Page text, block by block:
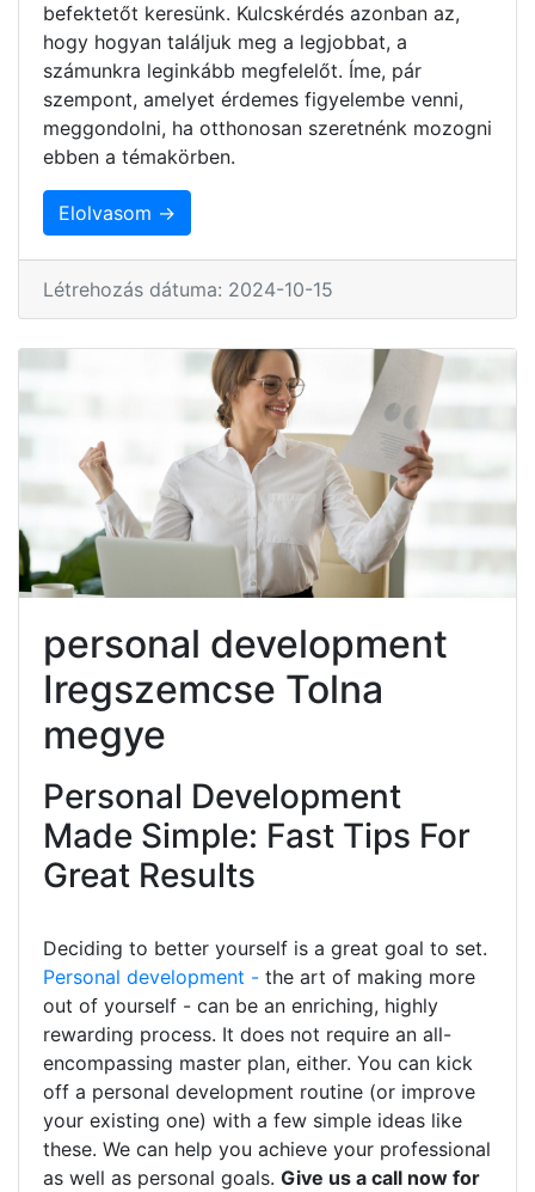
befektetőt keresünk. Kulcskérdés azonban az,
hogy hogyan találjuk meg a legjobbat, a
számunkra leginkább megfelelőt. Íme, pár
szempont, amelyet érdemes figyelembe venni,
meggondolni, ha otthonosan szeretnénk mozogni
ebben a témakörben.
Elolvasom →
Létrehozás dátuma: 2024-10-15
personal development
Iregszemcse Tolna
megye
Personal Development
Made Simple: Fast Tips For
Great Results
Deciding to better yourself is a great goal to set.
Personal development - the art of making more
out of yourself - can be an enriching, highly
rewarding process. It does not require an all-
encompassing master plan, either. You can kick
off a personal development routine (or improve
your existing one) with a few simple ideas like
these. We can help you achieve your professional
as well as personal goals. Give us a call now for